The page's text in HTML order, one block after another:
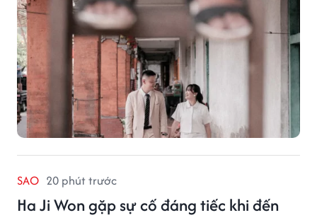
SAO 20 phút trước
Ha Ji Won gặp sự cố đáng tiếc khi đến